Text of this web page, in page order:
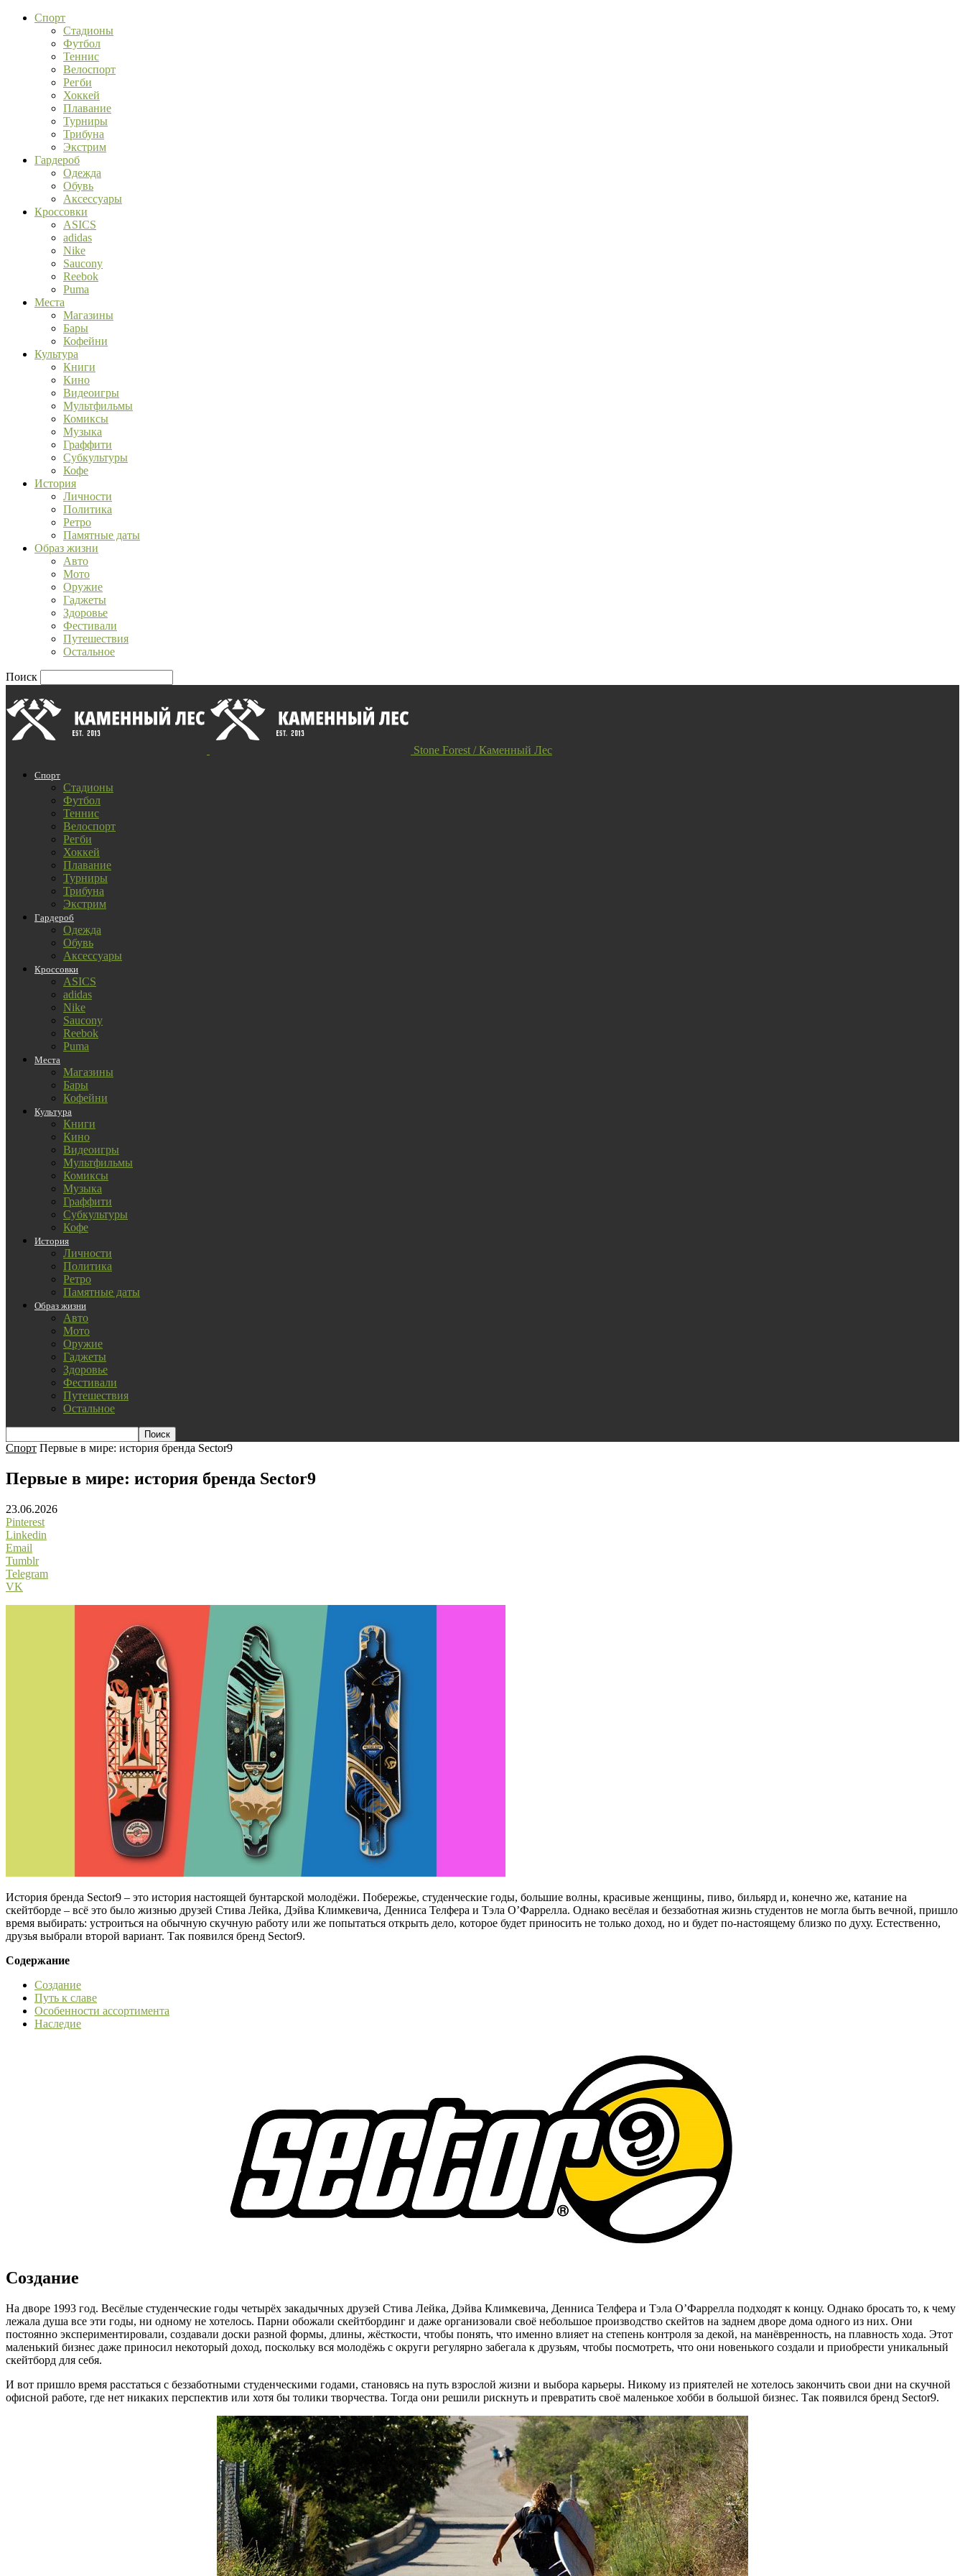
Спорт
Стадионы
Футбол
Теннис
Велоспорт
Регби
Хоккей
Плавание
Турниры
Трибуна
Экстрим
Гардероб
Одежда
Обувь
Аксессуары
Кроссовки
ASICS
adidas
Nike
Saucony
Reebok
Puma
Места
Магазины
Бары
Кофейни
Культура
Книги
Кино
Видеоигры
Мультфильмы
Комиксы
Музыка
Граффити
Субкультуры
Кофе
История
Личности
Политика
Ретро
Памятные даты
Образ жизни
Авто
Мото
Оружие
Гаджеты
Здоровье
Фестивали
Путешествия
Остальное
Поиск
Stone Forest / Каменный Лес
Спорт
Стадионы
Футбол
Теннис
Велоспорт
Регби
Хоккей
Плавание
Турниры
Трибуна
Экстрим
Гардероб
Одежда
Обувь
Аксессуары
Кроссовки
ASICS
adidas
Nike
Saucony
Reebok
Puma
Места
Магазины
Бары
Кофейни
Культура
Книги
Кино
Видеоигры
Мультфильмы
Комиксы
Музыка
Граффити
Субкультуры
Кофе
История
Личности
Политика
Ретро
Памятные даты
Образ жизни
Авто
Мото
Оружие
Гаджеты
Здоровье
Фестивали
Путешествия
Остальное
Спорт Первые в мире: история бренда Sector9
Первые в мире: история бренда Sector9
23.06.2026
Pinterest
Linkedin
Email
Tumblr
Telegram
VK
История бренда Sector9 – это история настоящей бунтарской молодёжи. Побережье, студенческие годы, большие волны, красивые женщины, пиво, бильярд и, конечно же, катание на
скейтборде – всё это было жизнью друзей Стива Лейка, Дэйва Климкевича, Денниса Телфера и Тэла О’Фаррелла. Однако весёлая и беззаботная жизнь студентов не могла быть вечной, пришло
время выбирать: устроиться на обычную скучную работу или же попытаться открыть дело, которое будет приносить не только доход, но и будет по-настоящему близко по духу. Естественно,
друзья выбрали второй вариант. Так появился бренд Sector9.
Содержание
Создание
Путь к славе
Особенности ассортимента
Наследие
Создание
На дворе 1993 год. Весёлые студенческие годы четырёх закадычных друзей Стива Лейка, Дэйва Климкевича, Денниса Телфера и Тэла О’Фаррелла подходят к концу. Однако бросать то, к чему
лежала душа все эти годы, ни одному не хотелось. Парни обожали скейтбординг и даже организовали своё небольшое производство скейтов на заднем дворе дома одного из них. Они
постоянно экспериментировали, создавали доски разной формы, длины, жёсткости, чтобы понять, что именно влияет на степень контроля за декой, на манёвренность, на плавность хода. Этот
маленький бизнес даже приносил некоторый доход, поскольку вся молодёжь с округи регулярно забегала к друзьям, чтобы посмотреть, что они новенького создали и приобрести уникальный
скейтборд для себя.
И вот пришло время расстаться с беззаботными студенческими годами, становясь на путь взрослой жизни и выбора карьеры. Никому из приятелей не хотелось закончить свои дни на скучной
офисной работе, где нет никаких перспектив или хотя бы толики творчества. Тогда они решили рискнуть и превратить своё маленькое хобби в большой бизнес. Так появился бренд Sector9.